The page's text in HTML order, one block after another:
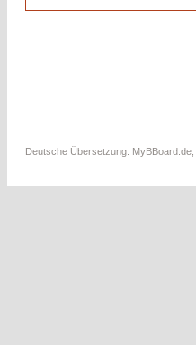
Deutsche Übersetzung: MyBBoard.de